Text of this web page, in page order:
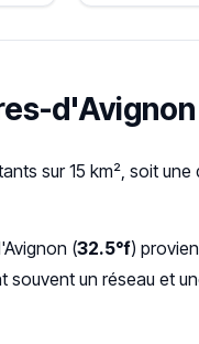
sur 15 km², soit
(32.5°f)
un réseau et